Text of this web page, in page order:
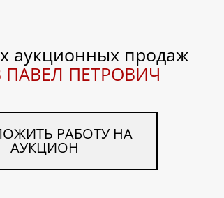
аукционных продаж
ПЕТРОВИЧ
РАБОТУ НА
АУКЦИОН